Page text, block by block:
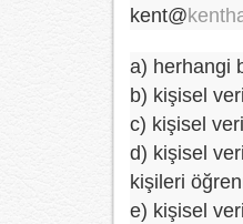
kent@
a) herhangi
b) kişisel
c) kişisel
d) kişisel
kişileri
e) kişisel